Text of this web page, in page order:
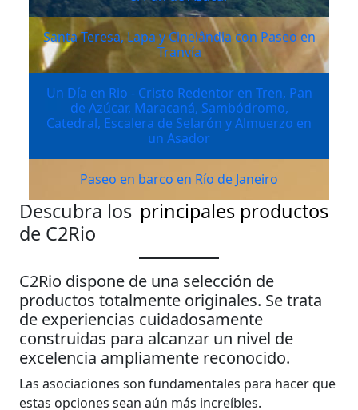
Santa Teresa, Lapa y Cinelândia con Paseo en
Tranvía
Un Día en Rio - Cristo Redentor en Tren, Pan
de Azúcar, Maracaná, Sambódromo,
Catedral, Escalera de Selarón y Almuerzo en
un Asador
Paseo en barco en Río de Janeiro
Descubra los principales productos
de C2Rio
C2Rio dispone de una selección de
productos totalmente originales. Se trata
de experiencias cuidadosamente
construidas para alcanzar un nivel de
excelencia ampliamente reconocido.
Las asociaciones son fundamentales para hacer que
estas opciones sean aún más increíbles.